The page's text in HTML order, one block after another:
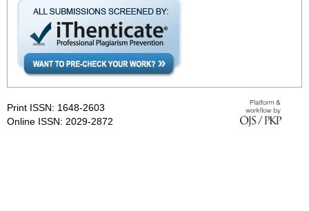
Print ISSN: 1648-2603
Online ISSN: 2029-2872